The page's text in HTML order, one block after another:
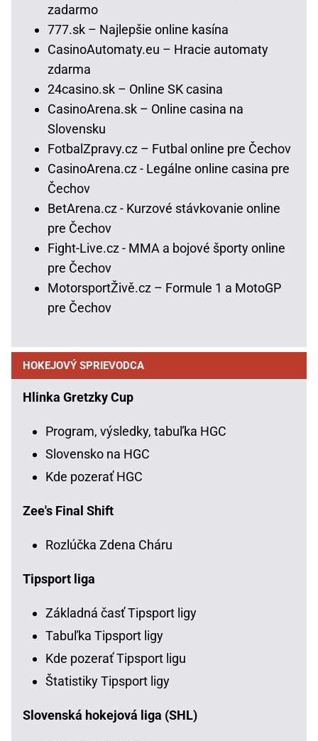
zadarmo
777.sk – Najlepšie online kasína
CasinoAutomaty.eu – Hracie automaty
zdarma
24casino.sk – Online SK casina
CasinoArena.sk – Online casina na
Slovensku
FotbalZpravy.cz – Futbal online pre Čechov
CasinoArena.cz - Legálne online casina pre
Čechov
BetArena.cz - Kurzové stávkovanie online
pre Čechov
Fight-Live.cz - MMA a bojové športy online
pre Čechov
MotorsportŽivě.cz – Formule 1 a MotoGP
pre Čechov
HOKEJOVÝ SPRIEVODCA
Hlinka Gretzky Cup
Program, výsledky, tabuľka HGC
Slovensko na HGC
Kde pozerať HGC
Zee's Final Shift
Rozlúčka Zdena Cháru
Tipsport liga
Základná časť Tipsport ligy
Tabuľka Tipsport ligy
Kde pozerať Tipsport ligu
Štatistiky Tipsport ligy
Slovenská hokejová liga (SHL)